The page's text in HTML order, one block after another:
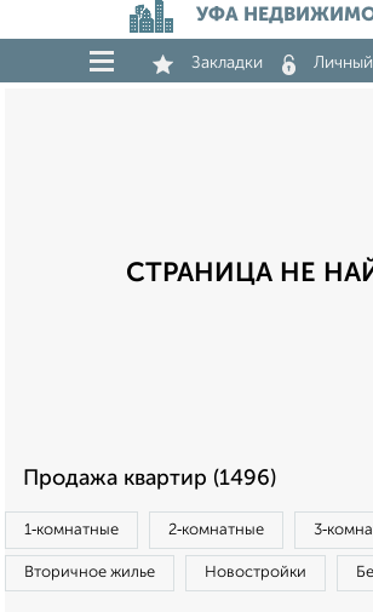
УФА
Закладки
СТРАНИЦА НЕ
Продажа квартир (1496)
1‑комнатные 2‑комнатные
Вторичное жилье Новостройки